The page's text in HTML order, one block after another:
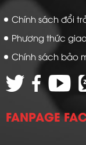
Chính sách đổi
Phương thức
Chính sách bảo
FANPAGE